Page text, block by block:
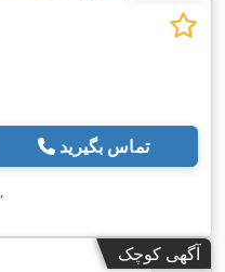
تماس بگیرید
,
آگهی کوچک